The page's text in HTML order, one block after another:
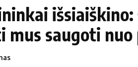
Gyvenimas
Horoskopai
mus saugoti